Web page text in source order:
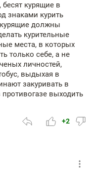
курящие в
знаками курить
должны
курительные
места, в которых
только себе, а не
личностей,
выдыхая в
закуривать в
выходить
+2